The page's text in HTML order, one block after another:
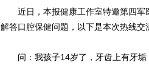
近日，本报健康工作室特邀第四军
解答口腔保健问题，以下是本次热线交
问：我孩子14岁了，牙齿上有牙垢